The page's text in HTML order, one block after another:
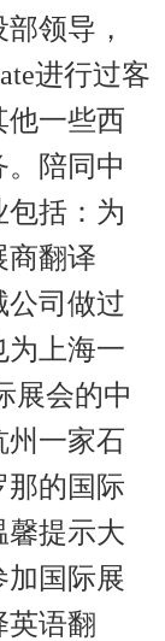
领导，
进行过客
他一些西
陪同中
包括：为
商翻译
公司做过
为上海一
展会的中
州一家石
那的国际
馨提示大
加国际展
英语翻